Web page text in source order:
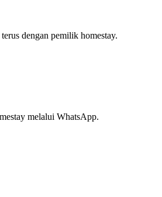
dengan pemilik homestay.
melalui WhatsApp.